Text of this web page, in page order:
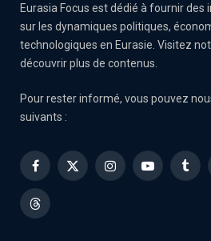
Eurasia Focus est dédié à fournir
sur les dynamiques politiques,
technologiques en Eurasie. Visitez
découvrir plus de contenus.
Pour rester informé, vous pouvez
suivants :
Facebook
X
InstagramYouTube
Threads